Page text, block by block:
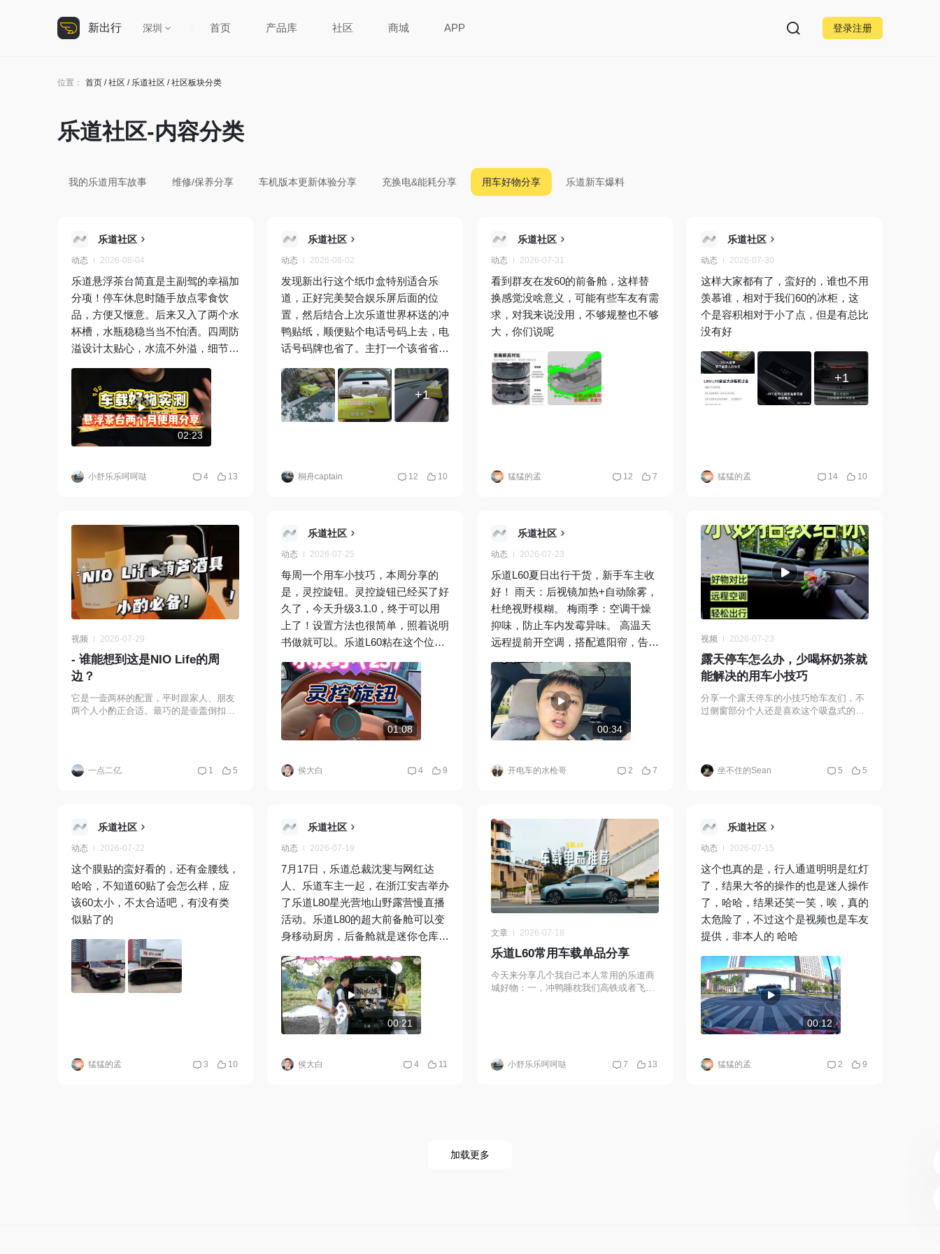
新出行 深圳 首页 产品库 社区 商城 APP 登录注册
位置： 首页 /社区 / 乐道社区 / 社区板块分类
乐道社区-内容分类
我的乐道用车故事 维修/保养分享 车机版本更新体验分享 充换电&能耗分享 用车好物分享 乐道新车爆料
乐道社区
动态 2026-08-04
乐道悬浮茶台简直是主副驾的幸福加
分项！停车休息时随手放点零食饮
品，方便又惬意。后来又入了两个水
杯槽，水瓶稳稳当当不怕洒。四周防
溢设计太贴心，水流不外溢，细节满
02:23
小舒乐乐呵呵哒 4 13
乐道社区
动态 2026-08-02
发现新出行这个纸巾盒特别适合乐
道，正好完美契合娱乐屏后面的位
置，然后结合上次乐道世界杯送的冲
鸭贴纸，顺便贴个电话号码上去，电
话号码牌也省了。主打一个该省省该
虽然没有香味了还是一直挂着，“向
山海，赴相逢”，我喜欢上面的词哈
哈@小新同学
+1
桐舟captain 12 10
乐道社区
动态 2026-07-31
看到群友在发60的前备舱，这样替
换感觉没啥意义，可能有些车友有需
求，对我来说没用，不够规整也不够
大，你们说呢
猛猛的孟 12 7
乐道社区
动态 2026-07-30
这样大家都有了，蛮好的，谁也不用
羡慕谁，相对于我们60的冰柜，这
个是容积相对于小了点，但是有总比
没有好
+1
猛猛的孟 14 10
视频 2026-07-29
- 谁能想到这是NIO Life的周
边？
它是一壶两杯的配置，平时跟家人、朋友
两个人小酌正合适。最巧的是壶盖倒扣过
用还是送人都很合适。
一点二亿 1 5
乐道社区
动态 2026-07-25
每周一个用车小技巧，本周分享的
是，灵控旋钮。灵控旋钮已经买了好
久了，今天升级3.1.0，终于可以用
上了！设置方法也很简单，照着说明
书做就可以。乐道L60粘在这个位置
01:08
侯大白 4 9
乐道社区
动态 2026-07-23
乐道L60夏日出行干货，新手车主收
好！ 雨天：后视镜加热+自动除雾，
杜绝视野模糊。 梅雨季：空调干燥
抑味，防止车内发霉异味。 高温天
远程提前开空调，搭配遮阳帘，告别
车幸福感直接拉满。 #乐道汽车 #蔚
来乐道L60 #夏日出行攻略 #电车赶
超油车了吗
00:34
开电车的水枪哥 2 7
视频 2026-07-23
露天停车怎么办，少喝杯奶茶就
能解决的用车小技巧
分享一个露天停车的小技巧给车友们，不
过侧窗部分个人还是喜欢这个吸盘式的，
坐不住的Sean 5 5
乐道社区
动态 2026-07-22
这个膜贴的蛮好看的，还有金腰线，
哈哈，不知道60贴了会怎么样，应
该60太小，不太合适吧，有没有类
似贴了的
猛猛的孟 3 10
乐道社区
动态 2026-07-19
7月17日，乐道总裁沈斐与网红达
人、乐道车主一起，在浙江安吉举办
了乐道L80星光营地山野露营慢直播
活动。乐道L80的超大前备舱可以变
身移动厨房，后备舱就是迷你仓库，
食材也能随车携带。乐道L80真的是
露营神车！
00:21
侯大白 4 11
文章 2026-07-18
乐道L60常用车载单品分享
今天来分享几个我自己本人常用的乐道商
城好物：一，冲鸭睡枕我们高铁或者飞机
小舒乐乐呵呵哒 7 13
乐道社区
动态 2026-07-15
这个也真的是，行人通道明明是红灯
了，结果大爷的操作的也是迷人操作
了，哈哈，结果还笑一笑，唉，真的
太危险了，不过这个是视频也是车友
提供，非本人的 哈哈
00:12
猛猛的孟 2 9
加载更多